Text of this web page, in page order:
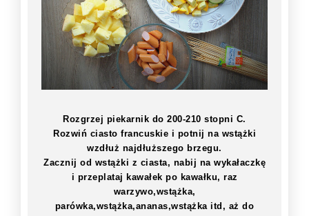
Rozgrzej piekarnik do 200-210 stopni C.
Rozwiń ciasto francuskie i potnij na wstążki
wzdłuż najdłuższego brzegu.
Zacznij od wstążki z ciasta, nabij na wykałaczkę
i przeplataj kawałek po kawałku, raz
warzywo,wstążka,
parówka,wstążka,ananas,wstążka itd, aż do